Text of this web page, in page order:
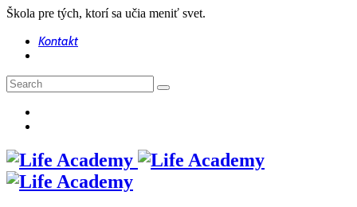
Škola pre tých, ktorí sa učia meniť svet.
Kontakt